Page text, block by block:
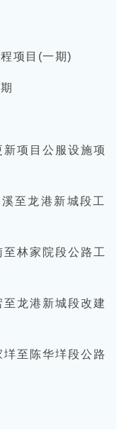
项目(一期)
项目公服设施项
至龙港新城段工
林家院段公路工
龙港新城段改建
至陈华垟段公路